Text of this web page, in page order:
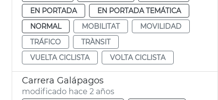
EN PORTADA
EN PORTADA TEMÁTICA
NORMAL
MOBILITAT
MOVILIDAD
TRÁFICO
TRÀNSIT
VUELTA CICLISTA
VOLTA CICLISTA
Carrera Galápagos
modificado hace 2 años